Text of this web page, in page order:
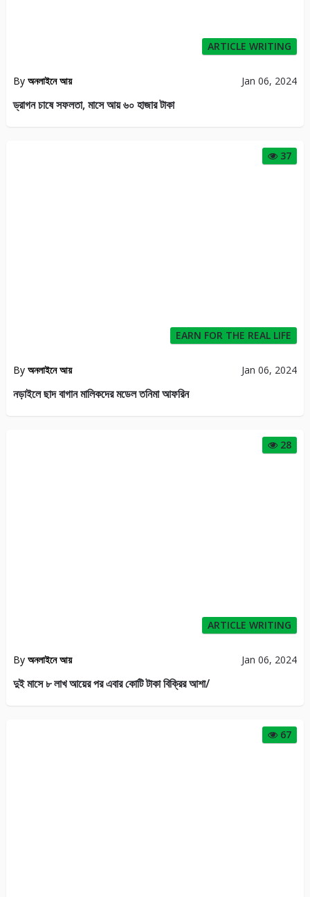
ARTICLE WRITING
By অনলাইনে আয় Jan 06, 2024
ড্রাগন চাষে সফলতা, মাসে আয় ৬০ হাজার টাকা
37
EARN FOR THE REAL LIFE
By অনলাইনে আয় Jan 06, 2024
নড়াইলে ছাদ বাগান মালিকদের মডেল তনিমা আফরিন
28
ARTICLE WRITING
By অনলাইনে আয় Jan 06, 2024
দুই মাসে ৮ লাখ আয়ের পর এবার কোটি টাকা বিক্রির আশা/
67